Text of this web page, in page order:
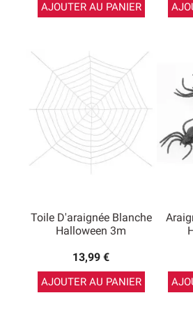
AJOUTER AU PANIER
Toile D'araignée Blanche
Halloween 3m
13,99 €
AJOUTER AU PANIER